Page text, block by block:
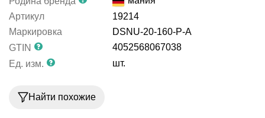
Артикул
19214
Маркировка
DSNU-20-160-P-A
GTIN
4052568067038
Ед. изм.
шт.
Найти похожие